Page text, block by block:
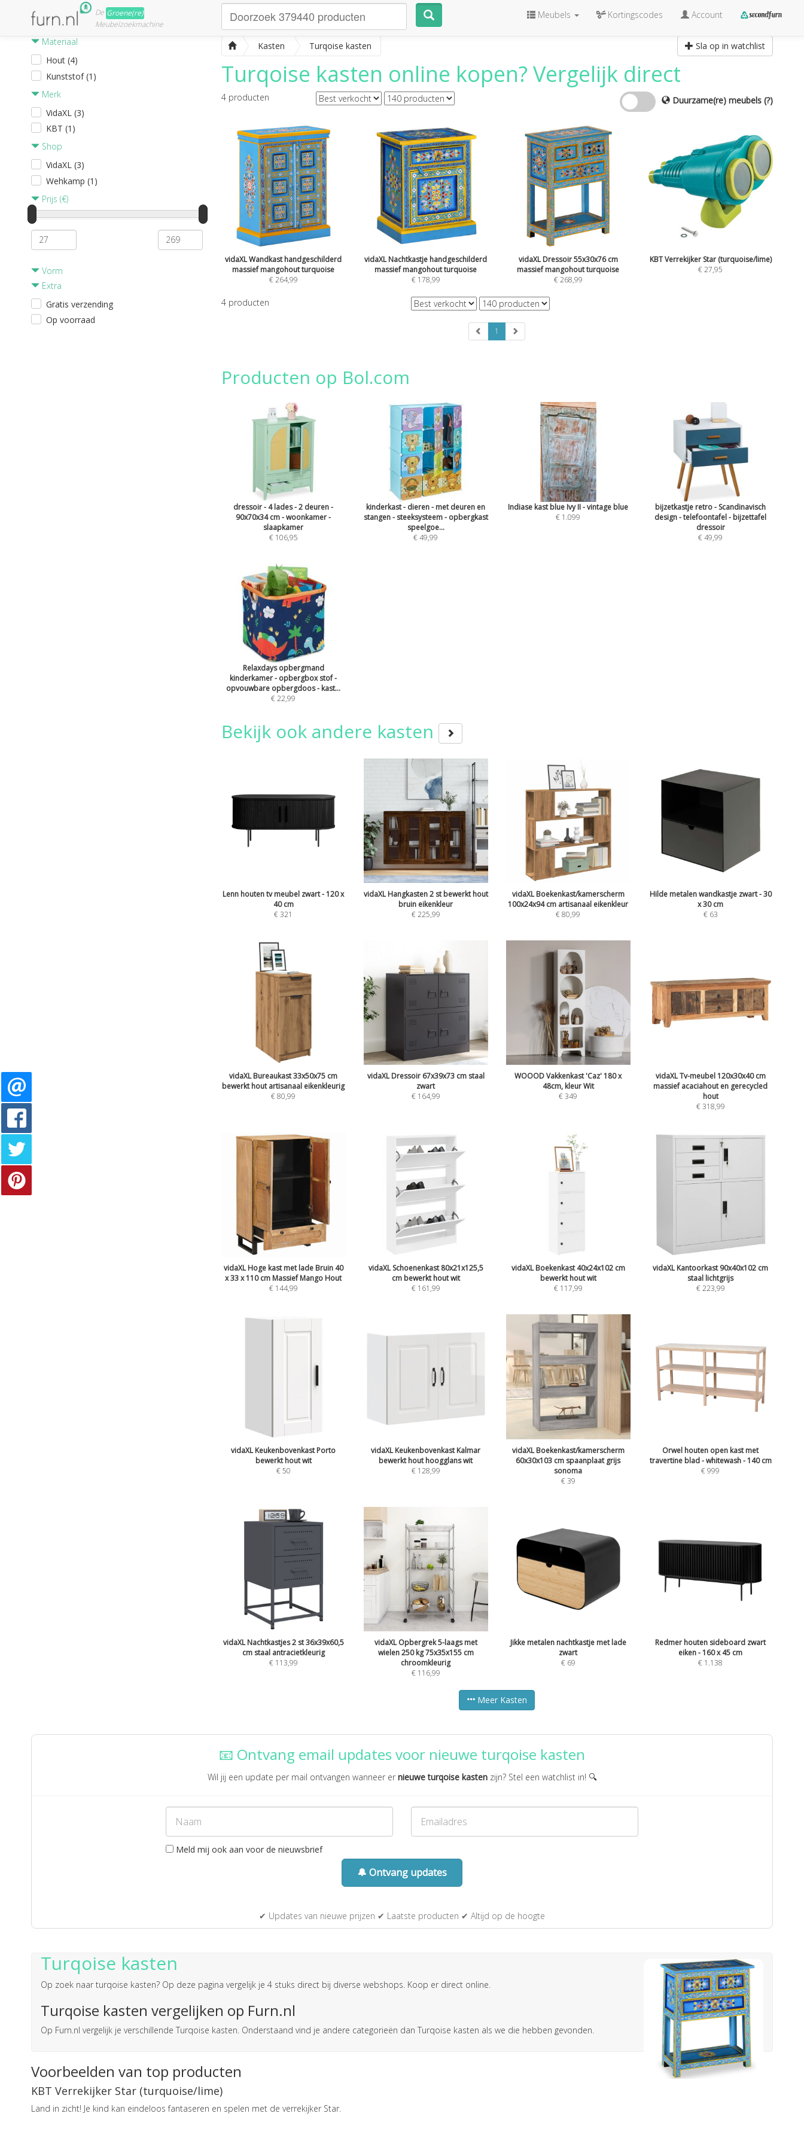
De Groene(re)
Meubelzoekmachine
Meubels Kortingscodes Account
Materiaal
Hout (4)
Kunststof (1)
Merk
VidaXL (3)
KBT (1)
Shop
VidaXL (3)
Wehkamp (1)
Prijs (€)
Vorm
Extra
Gratis verzending
Op voorraad
Kasten Turqoise kasten Sla op in watchlist
Turqoise kasten online kopen? Vergelijk direct
4producten Duurzame(re) meubels (?)
vidaXL Wandkast handgeschilderd
massief mangohout turquoise
€264,99
vidaXL Nachtkastje handgeschilderd
massief mangohout turquoise
€ 178,99
vidaXL Dressoir 55x30x76 cm
massief mangohout turquoise
€268,99
KBT Verrekijker Star (turquoise/lime)
€27,95
4producten
1
Producten op Bol.com
dressoir - 4 lades - 2 deuren -
90x70x34 cm - woonkamer -
slaapkamer
€ 106,95
kinderkast - dieren - met deuren en
stangen - steeksysteem - opbergkast
speelgoe...
€ 49,99
Indiase kast blue Ivy II - vintage blue
€ 1.099
bijzetkastje retro - Scandinavisch
design - telefoontafel - bijzettafel
dressoir
€ 49,99
Relaxdays opbergmand
kinderkamer - opbergbox stof -
opvouwbare opbergdoos - kast...
€ 22,99
Bekijk ook andere kasten
Lenn houten tv meubel zwart - 120 x
40 cm
€321
vidaXL Hangkasten 2 st bewerkt hout
bruin eikenkleur
€225,99
vidaXL Boekenkast/kamerscherm
100x24x94 cm artisanaal eikenkleur
€80,99
Hilde metalen wandkastje zwart - 30
x 30 cm
€ 63
vidaXL Bureaukast 33x50x75 cm
bewerkt hout artisanaal eikenkleurig
€80,99
vidaXL Dressoir 67x39x73 cm staal
zwart
€ 164,99
WOOOD Vakkenkast 'Caz' 180 x
48cm, kleur Wit
€349
vidaXL Tv-meubel 120x30x40 cm
massief acaciahout en gerecycled
hout
€318,99
vidaXL Hoge kast met lade Bruin 40
x 33 x 110 cm Massief Mango Hout
€ 144,99
vidaXL Schoenenkast 80x21x125,5
cm bewerkt hout wit
€ 161,99
vidaXL Boekenkast 40x24x102 cm
bewerkt hout wit
€ 117,99
vidaXL Kantoorkast 90x40x102 cm
staal lichtgrijs
€223,99
vidaXL Keukenbovenkast Porto
bewerkt hout wit
€50
vidaXL Keukenbovenkast Kalmar
bewerkt hout hoogglans wit
€ 128,99
vidaXL Boekenkast/kamerscherm
60x30x103 cm spaanplaat grijs
sonoma
€39
Orwel houten open kast met
travertine blad - whitewash - 140 cm
€999
vidaXL Nachtkastjes 2 st 36x39x60,5
cm staal antracietkleurig
€ 113,99
vidaXL Opbergrek 5-laags met
wielen 250 kg 75x35x155 cm
chroomkleurig
€ 116,99
Jikke metalen nachtkastje met lade
zwart
€ 69
Redmer houten sideboard zwart
eiken - 160 x 45 cm
€ 1.138
Meer Kasten
📧 Ontvang email updates voor nieuwe turqoise kasten
Wil jij een update per mail ontvangen wanneer er nieuwe turqoise kastenzijn? Stel een watchlist in! 🔍
Meld mij ook aan voor de nieuwsbrief
🔔 Ontvang updates
✔ Updates van nieuwe prijzen ✔ Laatste producten ✔ Altijd op de hoogte
Turqoise kasten
Op zoek naar turqoise kasten? Op deze pagina vergelijk je 4 stuks direct bij diverse webshops. Koop er direct online.
Turqoise kasten vergelijken op Furn.nl
Op Furn.nl vergelijk je verschillende Turqoise kasten. Onderstaand vind je andere categorieën dan Turqoise kasten als we die hebben gevonden.
Voorbeelden van top producten
KBT Verrekijker Star (turquoise/lime)
Land in zicht! Je kind kan eindeloos fantaseren en spelen met de verrekijker Star.